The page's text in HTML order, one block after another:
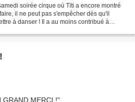
soirée cirque où Titi a encore montré
il ne peut pas s'empêcher dès qu'il
à danser ! Il a au moins contribué à